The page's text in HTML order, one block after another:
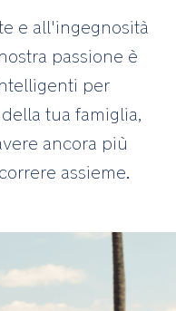
e all'ingegnosità
passione è
per
tua famiglia,
ancora più
assieme.